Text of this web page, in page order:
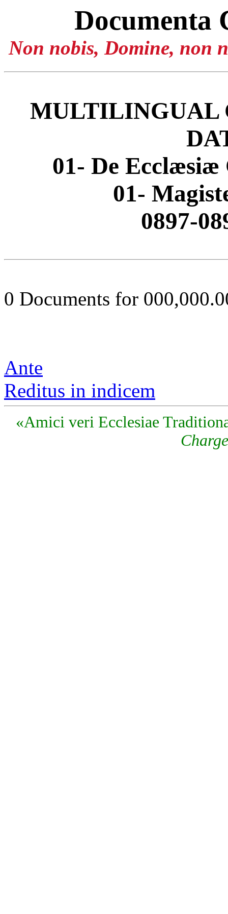
Documenta
Non nobis, Domine, non
MULTILINGUAL
01- De
01-
0897-
0 Documents for
Ante
Reditus in indicem
«Amici veri Ecclesiae